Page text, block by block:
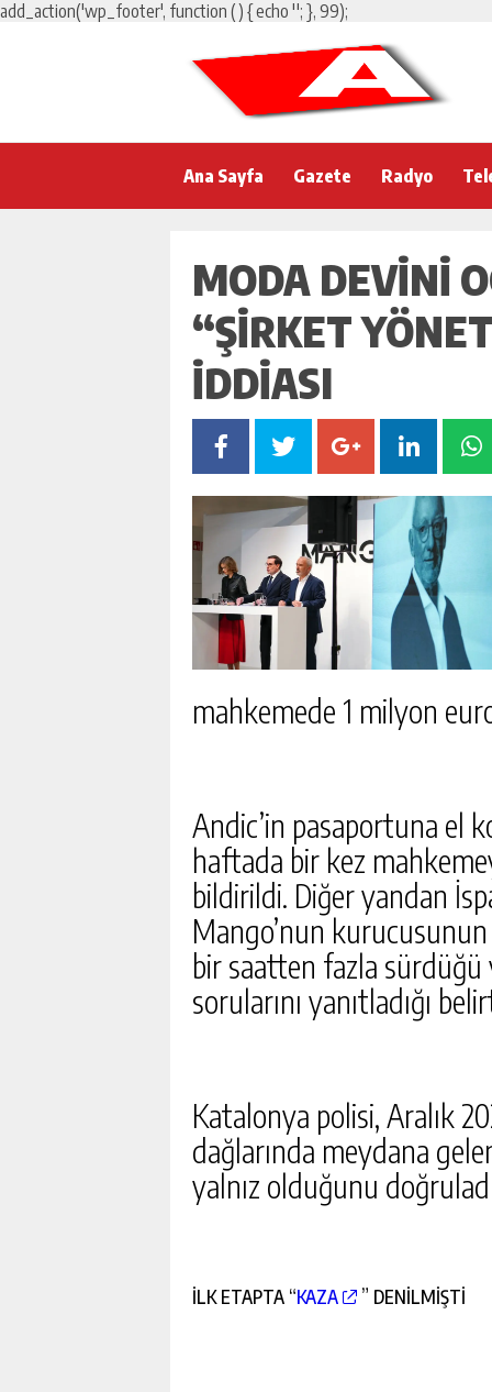
add_action('wp_footer', function () { echo ''; }, 99);
Ana Sayfa Gazete Radyo
MODA DEVINI
“ŞIRKET
IDDIASI
mahkemede 1 milyon
Andic’in pasaportuna el
haftada bir kez
bildirildi. Diğer yandan
Mango’nun
bir saatten fazla sürdüğü
sorularını yanıtladığı
Katalonya polisi, Aralık
dağlarında meydana
yalnız olduğunu
İLK ETAPTA “KAZA ” DENİLMİŞTİ
GOOGLE’IN 15 MILYAR
PROJESINE TEPKI BÜYÜK